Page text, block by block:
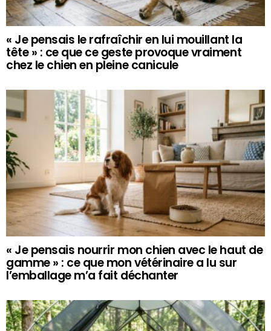
« Je pensais le rafraîchir en lui mouillant la
tête » : ce que ce geste provoque vraiment
chez le chien en pleine canicule
« Je pensais nourrir mon chien avec le haut de
gamme » : ce que mon vétérinaire a lu sur
l’emballage m’a fait déchanter